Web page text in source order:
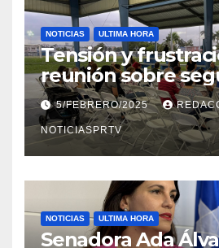
NOTICIAS ULTIMA HORA
Tensión y
reunión sobre
Reparto
5/FEBRERO/2025
NOTICIASPRTV
NOTICIAS ULTIMA HORA
Senadora Ada